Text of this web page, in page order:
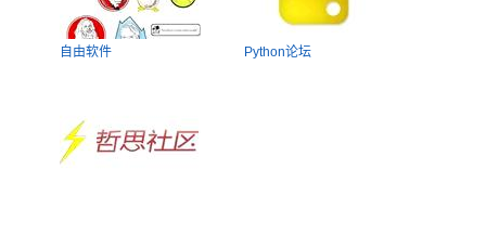
自由软件 Python论坛